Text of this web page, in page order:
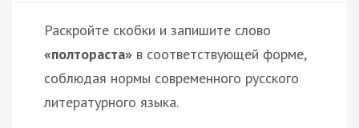
Раскройте скобки и запишите слово
«полтораста» в соответствующей форме,
соблюдая нормы современного русского
литературного языка.